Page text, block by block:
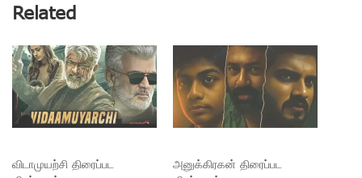
Related
விடாமுயற்சி திரைப்பட
அனுக்கிரகன் திரைப்பட